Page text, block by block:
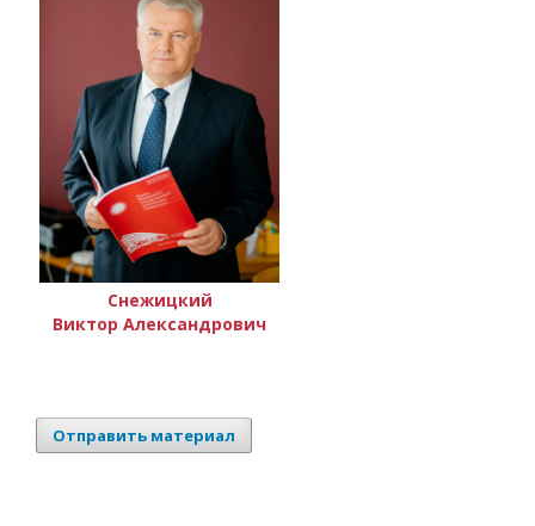
Снежицкий
Виктор Александрович
Отправить материал